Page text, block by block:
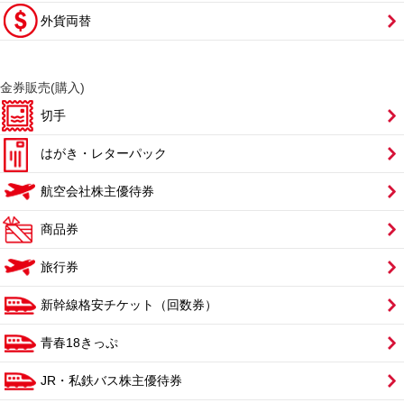
外貨両替
金券販売(購入)
切手
はがき・レターパック
航空会社株主優待券
商品券
旅行券
新幹線格安チケット（回数券）
青春18きっぷ
JR・私鉄バス株主優待券